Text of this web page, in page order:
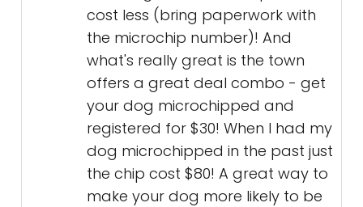
cost less (bring paperwork with
the microchip number)! And
what's really great is the town
offers a great deal combo - get
your dog microchipped and
registered for $30! When I had my
dog microchipped in the past just
the chip cost $80! A great way to
make your dog more likely to be